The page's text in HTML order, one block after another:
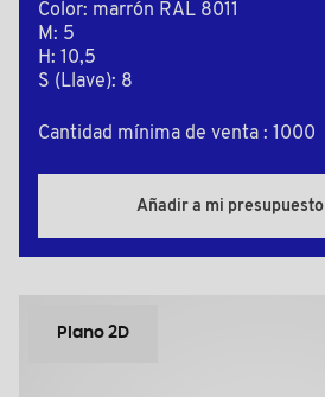
Color: marrón RAL 8011
M: 5
H: 10,5
S (Llave): 8
Cantidad mínima de venta : 1000
Añadir a mi presupuesto
Plano 2D